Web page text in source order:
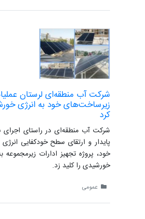
شرکت آب منطقه‌ای لرستان
زیرساخت‌های خود به انرژی
کرد
‌شرکت آب منطقه‌ای در راستای اجرای
پایدار و ارتقای سطح خودکفایی
خود، پروژه‌ تجهیز ادارات زیرمجموعه
خورشیدی را کلید زد.
عمومی